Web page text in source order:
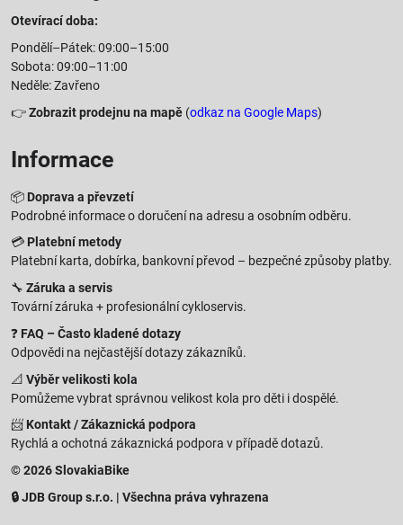
Otevírací doba:
Pondělí–Pátek: 09:00–15:00
Sobota: 09:00–11:00
Neděle: Zavřeno
👉Zobrazit prodejnu na mapě (odkaz na Google Maps)
Informace
📦 Doprava a převzetí
Podrobné informace o doručení na adresu a osobním odběru.
💳 Platební metody
Platební karta, dobírka, bankovní převod – bezpečné způsoby platby.
🔧 Záruka a servis
Tovární záruka + profesionální cykloservis.
❓ FAQ – Často kladené dotazy
Odpovědi na nejčastější dotazy zákazníků.
📐 Výběr velikosti kola
Pomůžeme vybrat správnou velikost kola pro děti i dospělé.
📨 Kontakt / Zákaznická podpora
Rychlá a ochotná zákaznická podpora v případě dotazů.
© 2026 SlovakiaBike
🔒 JDB Group s.r.o. | Všechna práva vyhrazena